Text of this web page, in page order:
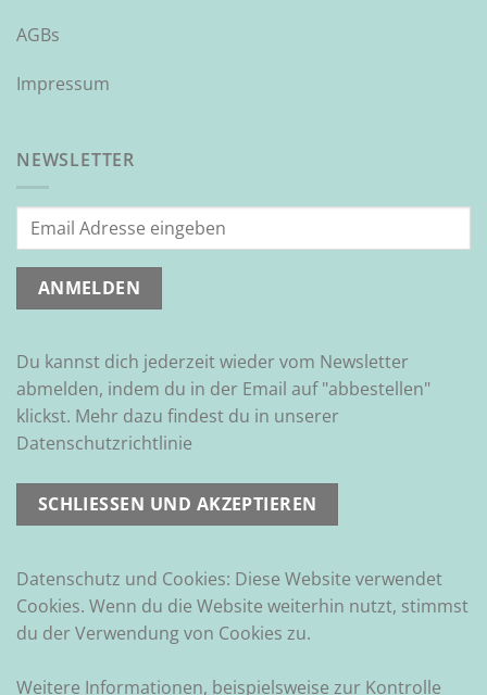
AGBs
Impressum
NEWSLETTER
Du kannst dich jederzeit wieder vom Newsletter
abmelden, indem du in der Email auf "abbestellen"
klickst. Mehr dazu findest du in unserer
Datenschutzrichtlinie
Datenschutz und Cookies: Diese Website verwendet
Cookies. Wenn du die Website weiterhin nutzt, stimmst
du der Verwendung von Cookies zu.
Weitere Informationen, beispielsweise zur Kontrolle